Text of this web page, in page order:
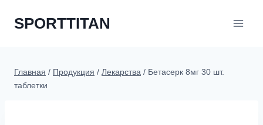
SPORTTITAN
Главная / Продукция / Лекарства / Бетасерк 8мг 30 шт.
таблетки